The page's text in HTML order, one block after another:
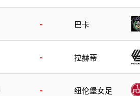
- 巴卡
- 拉赫蒂
- 纽伦堡女足